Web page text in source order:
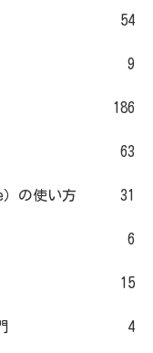
54
9
186
63
の使い方 31
6
15
4